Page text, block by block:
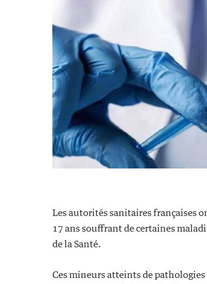
Les autorités sanitaires françaises
17 ans souffrant de certaines
de la Santé.
Ces mineurs atteints de